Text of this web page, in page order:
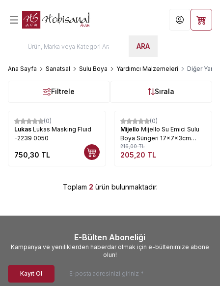
ARA
Hesabım
Ana Sayfa Sanatsal Sulu Boya Yardımcı Malzemeleri Diğer
Filtrele Sırala
(0)
Lukas Lukas Masking Fluıd
-2239 0050
750,30 TL
%5
(0)
Mijello Mijello Su Emici Sulu
Boya Süngeri 17x7x3cm
MCC-100
216,00TL
205,20 TL
Toplam 2 ürün bulunmaktadır.
E-Bülten Aboneliği
Kampanya ve yeniliklerden haberdar olmak için e-bültenimize abone
olun!
Kayıt Ol